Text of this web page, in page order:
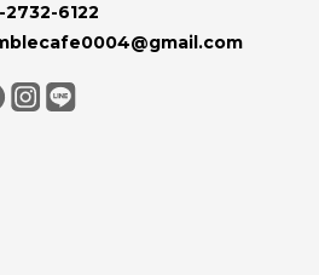
2732-6122